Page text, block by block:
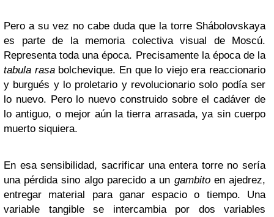
Pero a su vez no cabe duda que la torre Shábolovskaya
es parte de la memoria colectiva visual de Moscú.
Representa toda una época. Precisamente la época de la
tabula rasabolchevique. En que lo viejo era reaccionario
y burgués y lo proletario y revolucionario solo podía ser
lo nuevo. Pero lo nuevo construido sobre el cadáver de
lo antiguo, o mejor aún la tierra arrasada, ya sin cuerpo
muerto siquiera.
En esa sensibilidad, sacrificar una entera torre no sería
una pérdida sino algo parecido a un gambitoen ajedrez,
entregar material para ganar espacio o tiempo. Una
variable tangible se intercambia por dos variables